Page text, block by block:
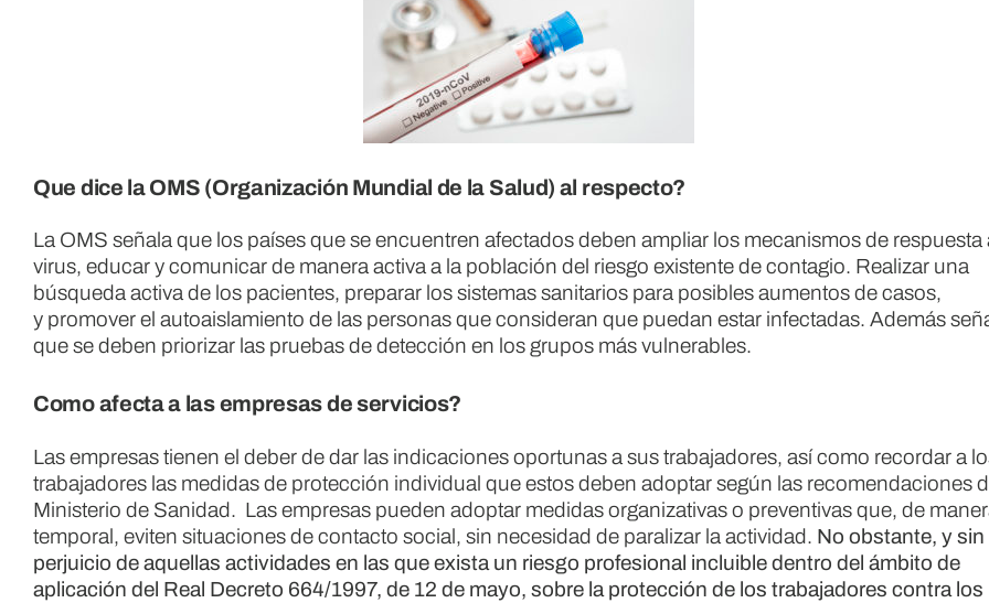
Que dice la OMS (Organización Mundial de la Salud) al respecto?
La OMS señala que los países que se encuentren afectados deben ampliar los mecanismos de respuesta
virus, educar y comunicar de manera activa a la población del riesgo existente de contagio. Realizar una
búsqueda activa de los pacientes, preparar los sistemas sanitarios para posibles aumentos de casos,
y promover el autoaislamiento de las personas que consideran que puedan estar infectadas. Además
que se deben priorizar las pruebas de detección en los grupos más vulnerables.
Como afecta a las empresas de servicios?
Las empresas tienen el deber de dar las indicaciones oportunas a sus trabajadores, así como recordar a
trabajadores las medidas de protección individual que estos deben adoptar según las recomendaciones
Ministerio de Sanidad. Las empresas pueden adoptar medidas organizativas o preventivas que, de
temporal, eviten situaciones de contacto social, sin necesidad de paralizar la actividad. No obstante, y sin
perjuicio de aquellas actividades en las que exista un riesgo profesional incluible dentro del ámbito de
aplicación del Real Decreto 664/1997, de 12 de mayo, sobre la protección de los trabajadores contra los